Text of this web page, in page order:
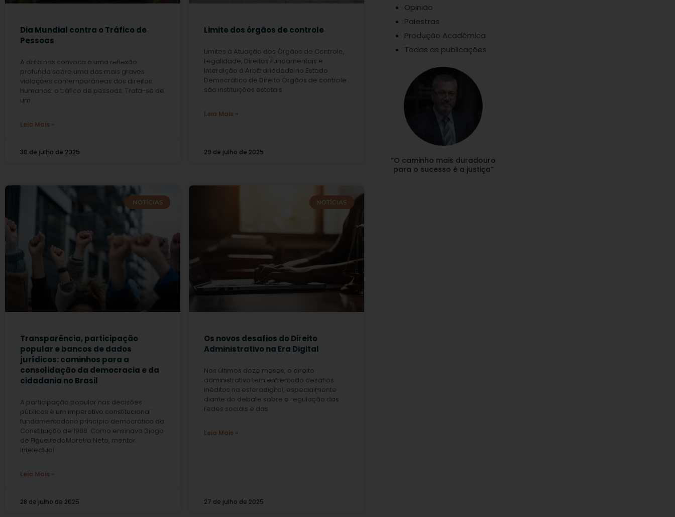
Dia Mundial contra o Tráfico de
Pessoas
A data nos convoca a uma reflexão
profunda sobre uma das mais graves
violações contemporâneas dos direitos
humanos: o tráfico de pessoas. Trata-se de
um
Leia Mais »
30 de julho de 2025
Limite dos órgãos de controle
Limites à Atuação dos Órgãos de Controle,
Legalidade, Direitos Fundamentais e
Interdição à Arbitrariedade no Estado
Democrático de Direito Órgãos de controle
são instituições estatais
Leia Mais »
29 de julho de 2025
NOTÍCIAS
Transparência, participação
popular e bancos de dados
jurídicos: caminhos para a
consolidação da democracia e da
cidadania no Brasil
A participação popular nas decisões
públicas é um imperativo constitucional
fundamentadono princípio democrático da
Constituição de 1988. Como ensinava Diogo
de FigueiredoMoreira Neto, mentor
intelectual
Leia Mais »
28 de julho de 2025
NOTÍCIAS
Os novos desafios do Direito
Administrativo na Era Digital
Nos últimos doze meses, o direito
administrativo tem enfrentado desafios
inéditos na esferadigital, especialmente
diante do debate sobre a regulação das
redes sociais e das
Leia Mais »
27 de julho de 2025
Opinião
Palestras
Produção Acadêmica
Todas as publicações
“O caminho mais duradouro
para o sucesso é a justiça”